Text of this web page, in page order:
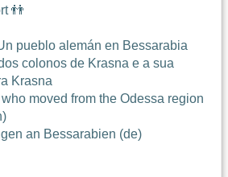
👬
pueblo alemán en Bessarabia
colonos de Krasna e a sua
Krasna
moved from the Odessa region
an Bessarabien (de)